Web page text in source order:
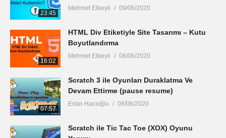
23:45
Mehmet Elbeyli 09/06/2020
16:02
HTML Div Etiketiyle Site Tasarımı – Kutu
Boyutlandırma
Mehmet Elbeyli 08/06/2020
07:57
Scratch 3 ile Oyunları Duraklatma Ve
Devam Ettirme (pause resume)
Ertan Hacıoğlu 08/06/2020
Scratch ile Tic Tac Toe (XOX) Oyunu